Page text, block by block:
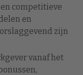
competitieve
en
zijn
vanaf het